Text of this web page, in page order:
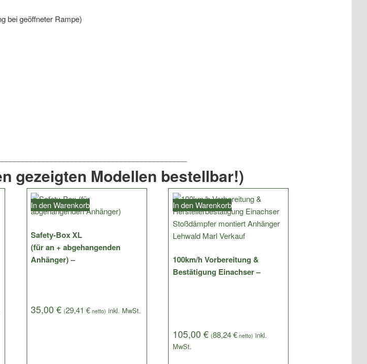
bei geöffneter Rampe)
gezeigten Modellen bestellbar!)
Safety-Box XL
(für an + abgehangenden
Anhänger) –
35,00€ (29,41€ netto)
In den Warenkorb
100km/h Vorbereitung &
Bestätigung Einachser –
105,00 € (88,24€netto)
In den Warenkorb